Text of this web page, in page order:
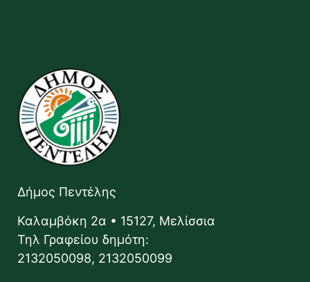
Δήμος Πεντέλης
Καλαμβόκη 2α • 15127, Μελίσσια
Τηλ Γραφείου δημότη:
2132050098, 2132050099